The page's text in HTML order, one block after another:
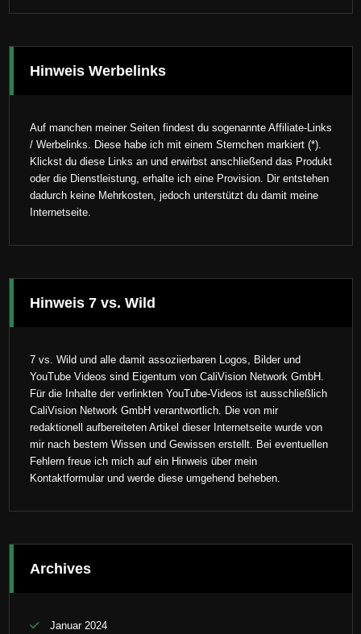
Hinweis Werbelinks
Auf manchen meiner Seiten findest du sogenannte Affiliate-Links
/ Werbelinks. Diese habe ich mit einem Sternchen markiert (*).
Klickst du diese Links an und erwirbst anschließend das Produkt
oder die Dienstleistung, erhalte ich eine Provision. Dir entstehen
dadurch keine Mehrkosten, jedoch unterstützt du damit meine
Internetseite.
Hinweis 7 vs. Wild
7 vs. Wild und alle damit assoziierbaren Logos, Bilder und
YouTube Videos sind Eigentum von CaliVision Network GmbH.
Für die Inhalte der verlinkten YouTube-Videos ist ausschließlich
CaliVision Network GmbH verantwortlich. Die von mir
redaktionell aufbereiteten Artikel dieser Internetseite wurde von
mir nach bestem Wissen und Gewissen erstellt. Bei eventuellen
Fehlern freue ich mich auf ein Hinweis über mein
Kontaktformular und werde diese umgehend beheben.
Archives
Januar 2024